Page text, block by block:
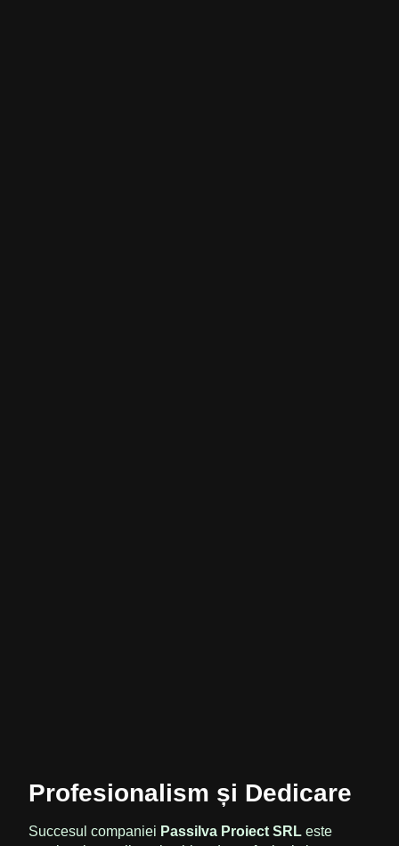
Profesionalism și Dedicare
Succesul companiei Passilva Proiect SRL este